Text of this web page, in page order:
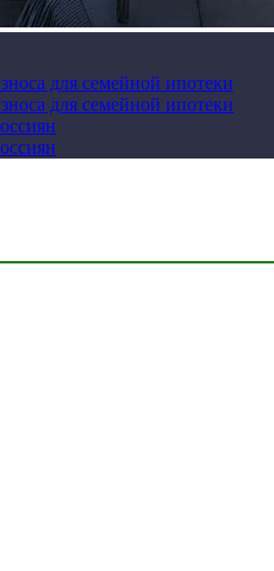
для семейной ипотеки
для семейной ипотеки